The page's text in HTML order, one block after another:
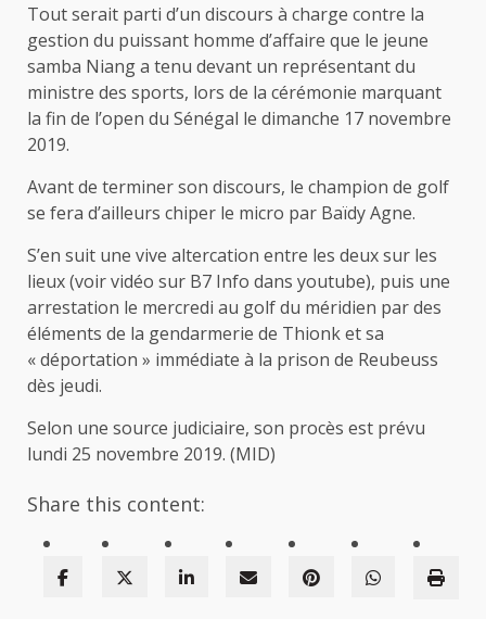
Tout serait parti d’un discours à charge contre la
gestion du puissant homme d’affaire que le jeune
samba Niang a tenu devant un représentant du
ministre des sports, lors de la cérémonie marquant
la fin de l’open du Sénégal le dimanche 17 novembre
2019.
Avant de terminer son discours, le champion de golf
se fera d’ailleurs chiper le micro par Baïdy Agne.
S’en suit une vive altercation entre les deux sur les
lieux (voir vidéo sur B7 Info dans youtube), puis une
arrestation le mercredi au golf du méridien par des
éléments de la gendarmerie de Thionk et sa
« déportation » immédiate à la prison de Reubeuss
dès jeudi.
Selon une source judiciaire, son procès est prévu
lundi 25 novembre 2019. (MID)
Share this content: